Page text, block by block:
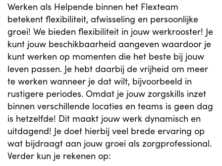
Werken als Helpende binnen het Flexteam
betekent flexibiliteit, afwisseling en persoonlijke
groei! We bieden flexibiliteit in jouw werkrooster! Je
kunt jouw beschikbaarheid aangeven waardoor je
kunt werken op momenten die het beste bij jouw
leven passen. Je hebt daarbij de vrijheid om meer
te werken wanneer je dat wilt, bijvoorbeeld in
rustigere periodes. Omdat je jouw zorgskills inzet
binnen verschillende locaties en teams is geen dag
is hetzelfde! Dit maakt jouw werk dynamisch en
uitdagend! Je doet hierbij veel brede ervaring op
wat bijdraagt aan jouw groei als zorgprofessional.
Verder kun je rekenen op: